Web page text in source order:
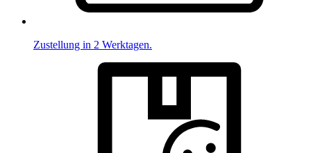
Zustellung in 2 Werktagen.